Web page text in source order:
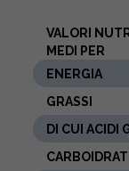
VALORI
MEDI PER
ENERGIA
GRASSI
DI CUI ACIDI
CARBOIDRATI